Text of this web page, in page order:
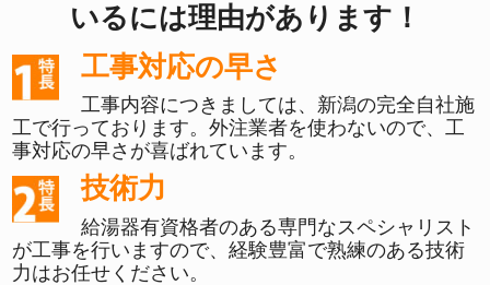
いるには理由があります！
工事対応の早さ
工事内容につきましては、新潟の完全自社施
工で行っております。外注業者を使わないので、工
事対応の早さが喜ばれています。
技術力
給湯器有資格者のある専門なスペシャリスト
が工事を行いますので、経験豊富で熟練のある技術
力はお任せください。